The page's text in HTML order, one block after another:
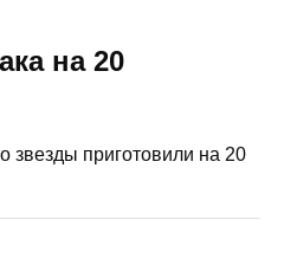
на 20
звезды приготовили на 20